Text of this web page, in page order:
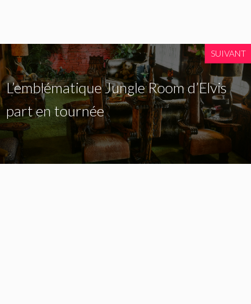
SUIVANT
L’emblématique Jungle Room d’Elvis
part en tournée